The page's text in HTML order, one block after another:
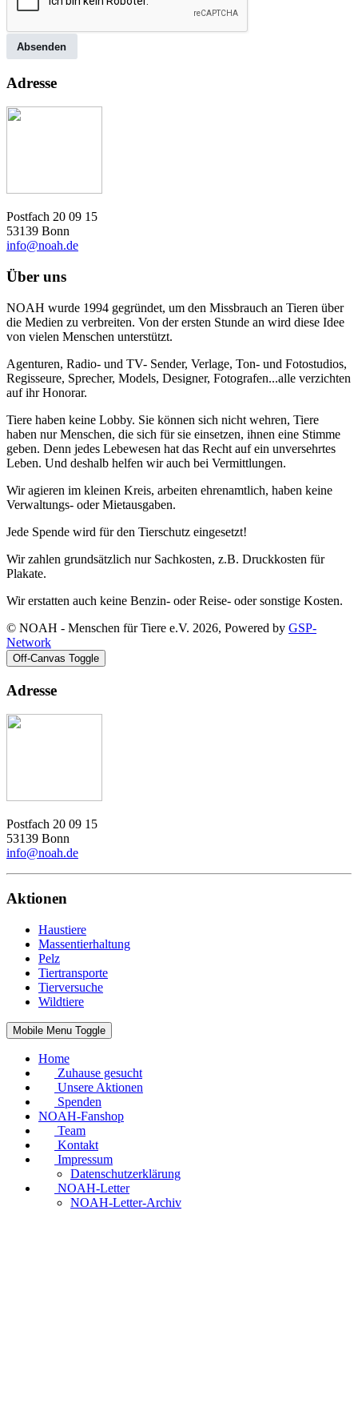
Absenden
Adresse
Postfach 20 09 15
53139 Bonn
info@noah.de
Über uns
NOAH wurde 1994 gegründet, um den Missbrauch an Tieren über
die Medien zu verbreiten. Von der ersten Stunde an wird diese Idee
von vielen Menschen unterstützt.
Agenturen, Radio- und TV- Sender, Verlage, Ton- und Fotostudios,
Regisseure, Sprecher, Models, Designer, Fotografen...alle verzichten
auf ihr Honorar.
Tiere haben keine Lobby. Sie können sich nicht wehren, Tiere
haben nur Menschen, die sich für sie einsetzen, ihnen eine Stimme
geben. Denn jedes Lebewesen hat das Recht auf ein unversehrtes
Leben. Und deshalb helfen wir auch bei Vermittlungen.
Wir agieren im kleinen Kreis, arbeiten ehrenamtlich, haben keine
Verwaltungs- oder Mietausgaben.
Jede Spende wird für den Tierschutz eingesetzt!
Wir zahlen grundsätzlich nur Sachkosten, z.B. Druckkosten für
Plakate.
Wir erstatten auch keine Benzin- oder Reise- oder sonstige Kosten.
© NOAH - Menschen für Tiere e.V. 2026, Powered by GSP-
Network
Off-Canvas Toggle
Adresse
Postfach 20 09 15
53139 Bonn
info@noah.de
Aktionen
Haustiere
Massentierhaltung
Pelz
Tiertransporte
Tierversuche
Wildtiere
Mobile Menu Toggle
Home
Zuhause gesucht
Unsere Aktionen
Spenden
NOAH-Fanshop
Team
Kontakt
Impressum
Datenschutzerklärung
NOAH-Letter
NOAH-Letter-Archiv